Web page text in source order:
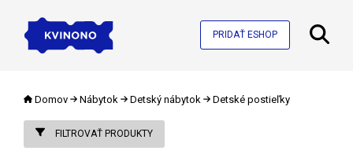
PRIDAŤ ESHOP
Domov Nábytok Detský nábytok Detské postieľky
FILTROVAŤ PRODUKTY